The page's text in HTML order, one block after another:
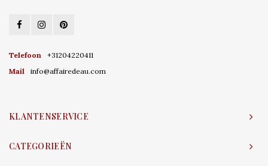
Telefoon
+31204220411
Mail
info@affairedeau.com
KLANTENSERVICE
CATEGORIEËN